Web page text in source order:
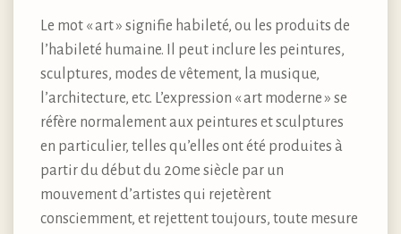
Le mot « art » signifie habileté, ou les produits de
l’habileté humaine. Il peut inclure les peintures,
sculptures, modes de vêtement, la musique,
l’architecture, etc. L’expression « art moderne » se
réfère normalement aux peintures et sculptures
en particulier, telles qu’elles ont été produites à
partir du début du 20me siècle par un
mouvement d’artistes qui rejetèrent
consciemment, et rejettent toujours, toute mesure